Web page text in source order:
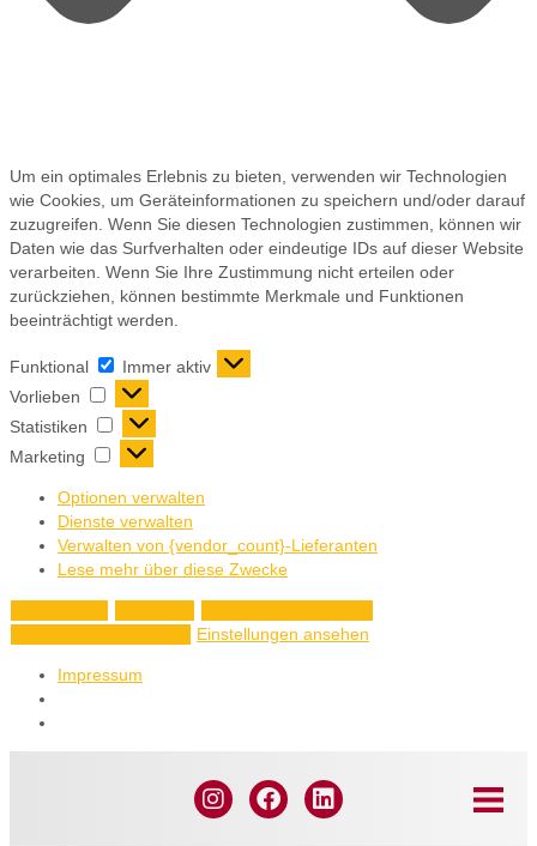
Um ein optimales Erlebnis zu bieten, verwenden wir Technologien
wie Cookies, um Geräteinformationen zu speichern und/oder darauf
zuzugreifen. Wenn Sie diesen Technologien zustimmen, können wir
Daten wie das Surfverhalten oder eindeutige IDs auf dieser Website
verarbeiten. Wenn Sie Ihre Zustimmung nicht erteilen oder
zurückziehen, können bestimmte Merkmale und Funktionen
beeinträchtigt werden.
Funktional
Immer aktiv
Vorlieben
Statistiken
Marketing
Optionen verwalten
Dienste verwalten
Verwalten von {vendor_count}-Lieferanten
Lese mehr über diese Zwecke
Einstellungen ansehen
Impressum